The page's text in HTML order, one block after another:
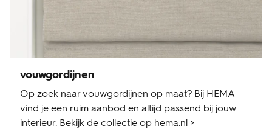
vouwgordijnen
Op zoek naar vouwgordijnen op maat? Bij HEMA
vind je een ruim aanbod en altijd passend bij jouw
interieur. Bekijk de collectie op hema.nl >